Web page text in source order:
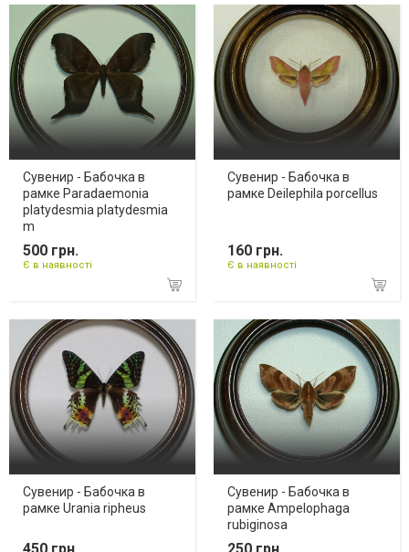
Сувенир - Бабочка в
рамке Paradaemonia
platydesmia platydesmia
m
500 грн.
Є в наявності
Сувенир - Бабочка в
рамке Deilephila porcellus
160 грн.
Є в наявності
Сувенир - Бабочка в
рамке Urania ripheus
Сувенир - Бабочка в
рамке Ampelophaga
rubiginosa